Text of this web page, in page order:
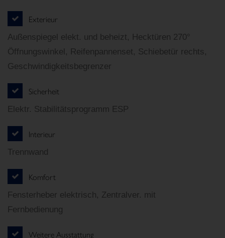
Exterieur
Außenspiegel elekt. und beheizt, Hecktüren 270°
Öffnungswinkel, Reifenpannenset, Schiebetür rechts,
Geschwindigkeitsbegrenzer
Sicherheit
Elektr. Stabilitätsprogramm ESP
Interieur
Trennwand
Komfort
Fensterheber elektrisch, Zentralver. mit
Fernbedienung
Weitere Ausstattung